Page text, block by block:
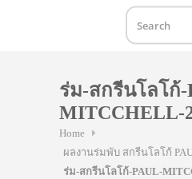
ร่ม-สกรีนโลโก้-
MITCCHELL-
Home
ผลงานร่มพับ สกรีนโลโก้
ร่ม-สกรีนโลโก้-PAUL-